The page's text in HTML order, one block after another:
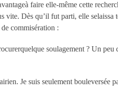
faire elle-même cette
vite. Dès qu’il fut parti, elle selaissa
commisération :
soulagement ? Un peu
Je suis seulement bouleversée